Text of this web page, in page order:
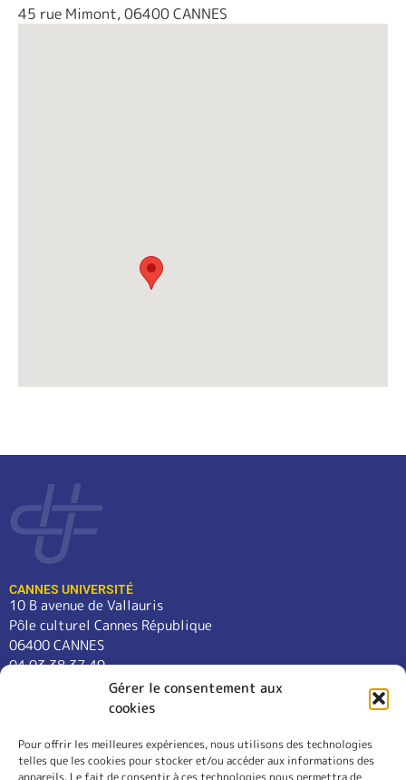
Gérer le consentement aux
cookies
Pour offrir les meilleures expériences, nous utilisons des technologies
telles que les cookies pour stocker et/ou accéder aux informations des
appareils. Le fait de consentir à ces technologies nous permettra de
45 rue Mimont, 06400 CANNES
CANNES UNIVERSITÉ
10 B avenue de Vallauris
Pôle culturel Cannes République
06400 CANNES
04 93 38 37 49
contact@cannes-universite.fr
COURS
LANGUES